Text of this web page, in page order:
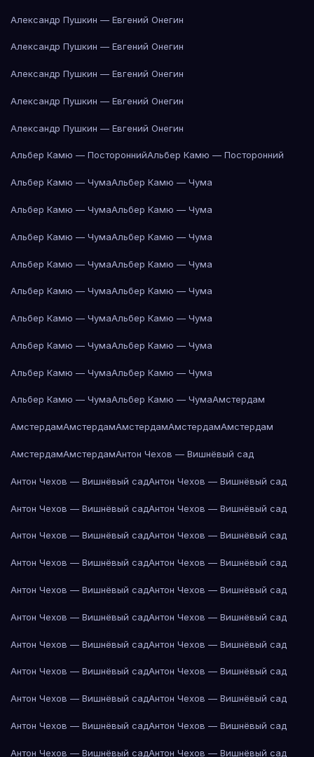
Александр Пушкин — Евгений Онегин
Александр Пушкин — Евгений Онегин
Александр Пушкин — Евгений Онегин
Александр Пушкин — Евгений Онегин
Александр Пушкин — Евгений Онегин
Альбер Камю — ПостороннийАльбер Камю — Посторонний
Альбер Камю — ЧумаАльбер Камю — Чума
Альбер Камю — ЧумаАльбер Камю — Чума
Альбер Камю — ЧумаАльбер Камю — Чума
Альбер Камю — ЧумаАльбер Камю — Чума
Альбер Камю — ЧумаАльбер Камю — Чума
Альбер Камю — ЧумаАльбер Камю — Чума
Альбер Камю — ЧумаАльбер Камю — Чума
Альбер Камю — ЧумаАльбер Камю — Чума
Альбер Камю — ЧумаАльбер Камю — ЧумаАмстердам
АмстердамАмстердамАмстердамАмстердамАмстердам
АмстердамАмстердамАнтон Чехов — Вишнёвый сад
Антон Чехов — Вишнёвый садАнтон Чехов — Вишнёвый сад
Антон Чехов — Вишнёвый садАнтон Чехов — Вишнёвый сад
Антон Чехов — Вишнёвый садАнтон Чехов — Вишнёвый сад
Антон Чехов — Вишнёвый садАнтон Чехов — Вишнёвый сад
Антон Чехов — Вишнёвый садАнтон Чехов — Вишнёвый сад
Антон Чехов — Вишнёвый садАнтон Чехов — Вишнёвый сад
Антон Чехов — Вишнёвый садАнтон Чехов — Вишнёвый сад
Антон Чехов — Вишнёвый садАнтон Чехов — Вишнёвый сад
Антон Чехов — Вишнёвый садАнтон Чехов — Вишнёвый сад
Антон Чехов — Вишнёвый садАнтон Чехов — Вишнёвый сад
Антон Чехов — Вишнёвый садАнтон Чехов — Вишнёвый сад